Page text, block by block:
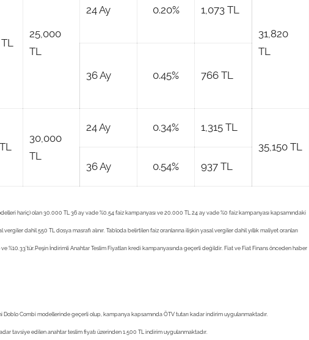
25,000
TL
24 Ay 0.20%
1,073 TL
31,820
TL
36 Ay
0.45% 766 TL
30,000
TL
24 Ay 0.34%
1,315 TL
35,150 TL
36 Ay
0.54% 937 TL
hariç) olan 30.000 TL 36 ay vade %0.54 faiz kampanyası ve 20.000 TL 24 ay vade %0 faiz kampanyası kapsamındaki
dahil 550 TL dosya masrafı alınır. Tabloda belirtilen faiz oranlarına ilişkin yasal vergiler dahil yıllık maliyet oranları
ve %10.33’tür.Peşin İndirimli Anahtar Teslim Fiyatları kredi kampanyasında geçerli değildir. Fiat ve Fiat Finans önceden haber
Doblo Combi modellerinde geçerli olup, kampanya kapsamında ÖTV tutarı kadar indirim uygulanmaktadır.
tavsiye edilen anahtar teslim fiyatı üzerinden 1.500 TL indirim uygulanmaktadır.